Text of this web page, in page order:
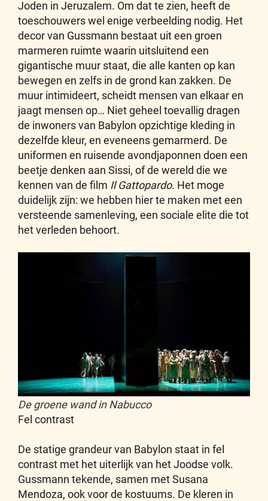
Joden in Jeruzalem. Om dat te zien, heeft de
toeschouwers wel enige verbeelding nodig. Het
decor van Gussmann bestaat uit een groen
marmeren ruimte waarin uitsluitend een
gigantische muur staat, die alle kanten op kan
bewegen en zelfs in de grond kan zakken. De
muur intimideert, scheidt mensen van elkaar en
jaagt mensen op… Niet geheel toevallig dragen
de inwoners van Babylon opzichtige kleding in
dezelfde kleur, en eveneens gemarmerd. De
uniformen en ruisende avondjaponnen doen een
beetje denken aan Sissi, of de wereld die we
kennen van de film Il Gattopardo. Het moge
duidelijk zijn: we hebben hier te maken met een
versteende samenleving, een sociale elite die tot
het verleden behoort.
De groene wand in Nabucco
Fel contrast
De statige grandeur van Babylon staat in fel
contrast met het uiterlijk van het Joodse volk.
Gussmann tekende, samen met Susana
Mendoza, ook voor de kostuums. De kleren in